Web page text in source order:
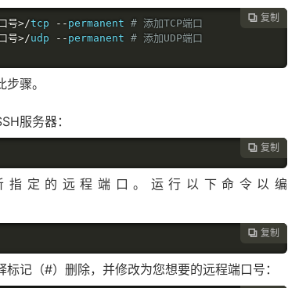
 复制
号>/tcp -- permanent # 添加TCP端口
号>/udp -- permanent # 添加UDP端口
骤。
服务器：
 复制
指定的远程端口。运行以下命令以编
 复制
记（#）删除，并修改为您想要的远程端口号：